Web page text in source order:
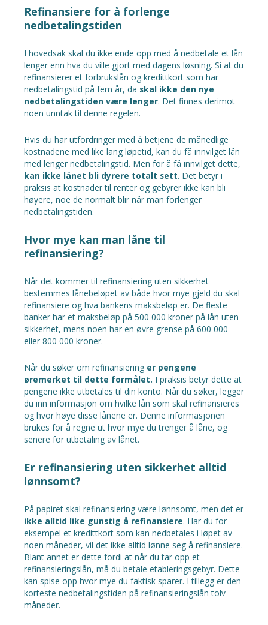
Refinansiere for å forlenge
nedbetalingstiden
I hovedsak skal du ikke ende opp med å nedbetale et lån
lenger enn hva du ville gjort med dagens løsning. Si at du
refinansierer et forbrukslån og kredittkort som har
nedbetalingstid på fem år, da skal ikke den nye
nedbetalingstiden være lenger. Det finnes derimot
noen unntak til denne regelen.
Hvis du har utfordringer med å betjene de månedlige
kostnadene med like lang løpetid, kan du få innvilget lån
med lenger nedbetalingstid. Men for å få innvilget dette,
kan ikke lånet bli dyrere totalt sett. Det betyr i
praksis at kostnader til renter og gebyrer ikke kan bli
høyere, noe de normalt blir når man forlenger
nedbetalingstiden.
Hvor mye kan man låne til
refinansiering?
Når det kommer til refinansiering uten sikkerhet
bestemmes lånebeløpet av både hvor mye gjeld du skal
refinansiere og hva bankens maksbeløp er. De fleste
banker har et maksbeløp på 500 000 kroner på lån uten
sikkerhet, mens noen har en øvre grense på 600 000
eller 800 000 kroner.
Når du søker om refinansiering er pengene
øremerket til dette formålet. I praksis betyr dette at
pengene ikke utbetales til din konto. Når du søker, legger
du inn informasjon om hvilke lån som skal refinansieres
og hvor høye disse lånene er. Denne informasjonen
brukes for å regne ut hvor mye du trenger å låne, og
senere for utbetaling av lånet.
Er refinansiering uten sikkerhet alltid
lønnsomt?
På papiret skal refinansiering være lønnsomt, men det er
ikke alltid like gunstig å refinansiere. Har du for
eksempel et kredittkort som kan nedbetales i løpet av
noen måneder, vil det ikke alltid lønne seg å refinansiere.
Blant annet er dette fordi at når du tar opp et
refinansieringslån, må du betale etableringsgebyr. Dette
kan spise opp hvor mye du faktisk sparer. I tillegg er den
korteste nedbetalingstiden på refinansieringslån tolv
måneder.